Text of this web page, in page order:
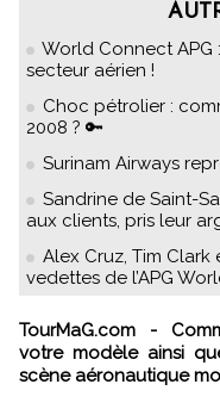
World Connect APG
secteur aérien !
Choc pétrolier :
2008 ? 🔑
Surinam Airways
Sandrine de Saint-
aux clients, pris leur
Alex Cruz, Tim
vedettes de l’APG
TourMaG.com - Comment résumeriez-vous aujourd’hui
votre modèle ainsi
scène aéronautique